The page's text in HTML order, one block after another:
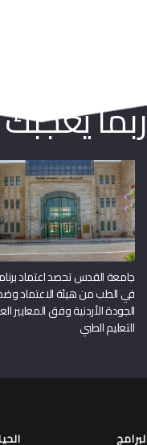
ربما
جامعة القدس تحصد اعتماد
في الطب من هيئة الاعتماد
الجودة الأردنية وفق المعايير
للتعليم الطبي